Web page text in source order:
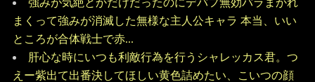
まくって強みが消滅した無様な主人公キャラ 本当、いい
ところが合体戦士で赤...
肝心な時にいつも利敵行為を行うシャレッカス君。つ
えー紫出て出番決してほしい黄色詰めたい、こいつの顔